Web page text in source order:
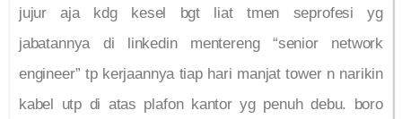
jujur aja kdg kesel bgt liat tmen seprofesi yg
jabatannya di linkedin mentereng “senior network
engineer” tp kerjaannya tiap hari manjat tower n narikin
kabel utp di atas plafon kantor yg penuh debu. boro